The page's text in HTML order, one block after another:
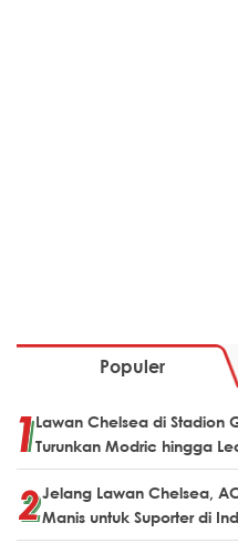
Populer
Lawan Chelsea di Stadion
Turunkan Modric hingga
Jelang Lawan Chelsea,
Manis untuk Suporter di